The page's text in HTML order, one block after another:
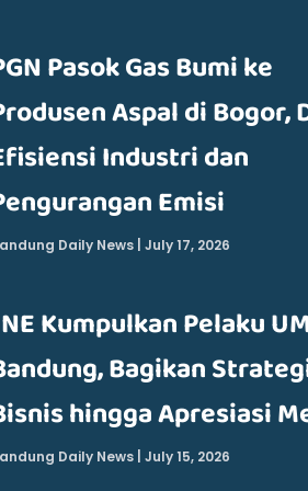
Pasok Gas Bumi ke
Aspal di Bogor,
Industri dan
Emisi
Daily News July 17, 2026
Kumpulkan Pelaku
Bagikan
hingga Apresiasi
Daily News July 15, 2026